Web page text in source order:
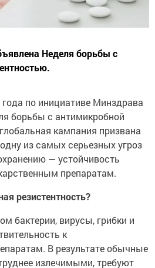
Неделя борьбы с
по инициативе Минздрава
борьбы с антимикробной
кампания призвана
из самых серьезных угроз
— устойчивость
препаратам.
резистентность?
бактерии, вирусы, грибки и
к
В результате обычные
излечимыми, требуют